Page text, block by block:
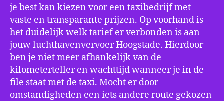
je best kan kiezen voor een taxibedrijf met
vaste en transparante prijzen. Op voorhand is
het duidelijk welk tarief er verbonden is aan
jouw luchthavenvervoer Hoogstade. Hierdoor
ben je niet meer afhankelijk van de
kilometerteller en wachttijd wanneer je in de
file staat met de taxi. Mocht er door
omstandigheden een iets andere route gekozen